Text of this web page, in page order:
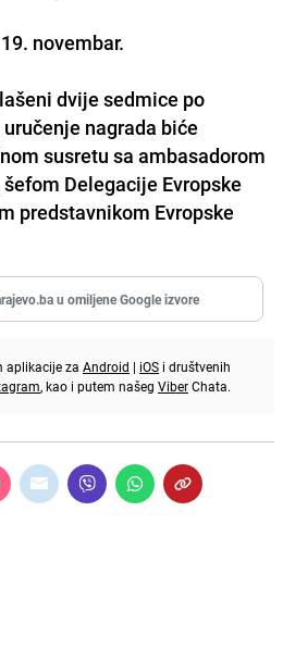
novembar.
dvije sedmice po
nagrada biće
susretu sa ambasadorom
Delegacije Evropske
predstavnikom Evropske
u omiljene Google izvore
aplikacije za Android | iOS i društvenih
, kao i putem našeg ViberChata.